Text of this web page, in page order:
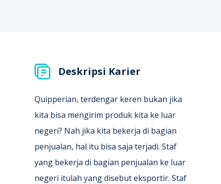
Deskripsi Karier
Quipperian, terdengar keren bukan jika
kita bisa mengirim produk kita ke luar
negeri? Nah jika kita bekerja di bagian
penjualan, hal itu bisa saja terjadi. Staf
yang bekerja di bagian penjualan ke luar
negeri itulah yang disebut eksportir. Staf